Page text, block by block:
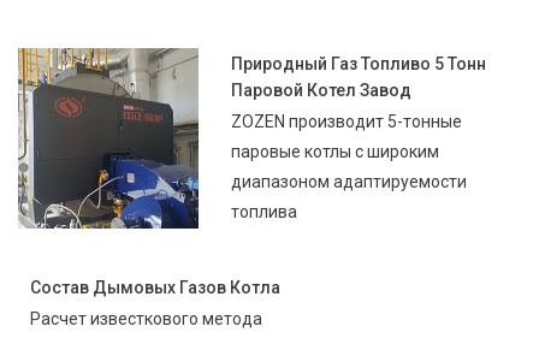
Природный Газ Топливо 5 Тонн
Паровой Котел Завод
ZOZEN производит 5-тонные
паровые котлы с широким
диапазоном адаптируемости
топлива
Состав Дымовых Газов Котла
Расчет известкового метода